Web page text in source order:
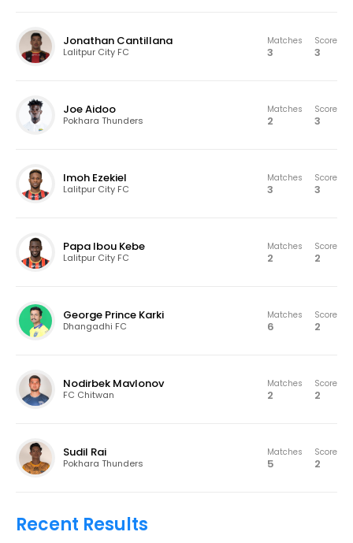
Jonathan Cantillana
Lalitpur City FC
Matches
3
Score
3
Joe Aidoo
Pokhara Thunders
Matches
2
Score
3
Imoh Ezekiel
Lalitpur City FC
Matches
3
Score
3
Papa Ibou Kebe
Lalitpur City FC
Matches
2
Score
2
George Prince Karki
Dhangadhi FC
Matches
6
Score
2
Nodirbek Mavlonov
FC Chitwan
Matches
2
Score
2
Sudil Rai
Pokhara Thunders
Matches
5
Score
2
Recent Results